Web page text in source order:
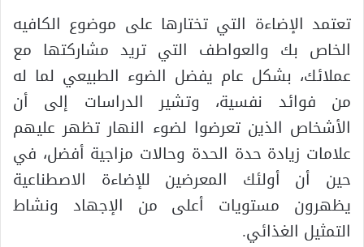
تعتمد الإضاءة التي تختارها على موضوع الكافيه
الخاص بك والعواطف التي تريد مشاركتها مع
عملائك، بشكل عام يفضل الضوء الطبيعي لما له
من فوائد نفسية، وتشير الدراسات إلى أن
الأشخاص الذين تعرضوا لضوء النهار تظهر عليهم
علامات زيادة حدة الحدة وحالات مزاجية أفضل، في
حين أن أولئك المعرضين للإضاءة الاصطناعية
يظهرون مستويات أعلى من الإجهاد ونشاط
التمثيل الغذائي.